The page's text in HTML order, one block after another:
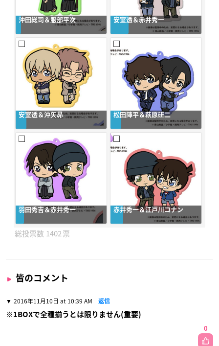
沖田総司＆服部平次 安室透＆赤井秀一
安室透＆沖矢昴 松田陣平＆萩原研二
羽田秀吉＆赤井秀一 赤井秀一＆江戸川コナン
1402
皆のコメント
2016年11月10日 at 10:39 AM 返信
※1BOXで全種揃うとは限りません(重要)
0